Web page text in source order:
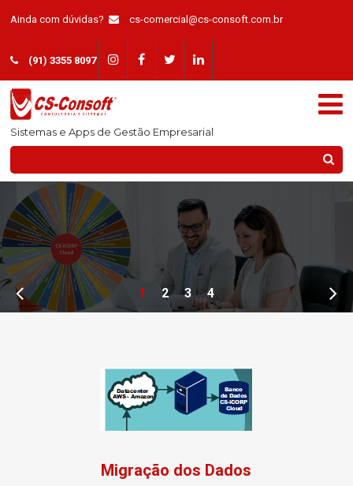
Ainda com dúvidas? cs-comercial@cs-consoft.com.br
(91) 3355 8097
Sistemas e Apps de Gestão Empresarial
1 2 3 4
Migração dos Dados